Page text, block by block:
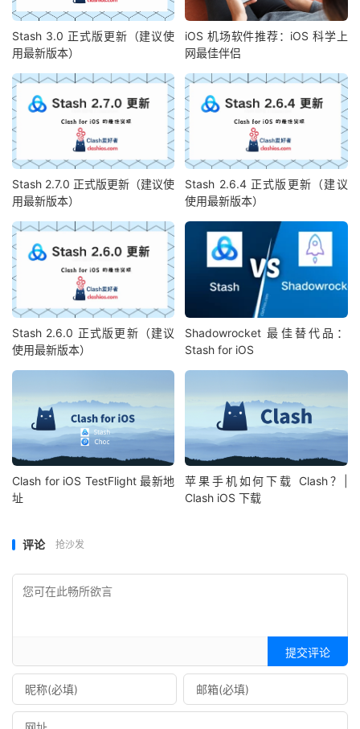
Stash 3.0 正式版更新（建议使
用最新版本）
iOS 机场软件推荐：iOS 科学上
网最佳伴侣
Stash 2.7.0 正式版更新（建议使
用最新版本）
Stash 2.6.4 正式版更新（建议
使用最新版本）
Stash 2.6.0 正式版更新（建议
使用最新版本）
Shadowrocket 最佳替代品：
Stash for iOS
Clash for iOS TestFlight 最新地
址
苹果手机如何下载 Clash？|
Clash iOS 下载
评论 抢沙发
提交评论